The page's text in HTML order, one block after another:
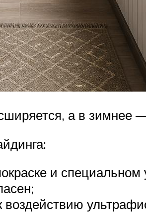
а в зимнее
и специальном